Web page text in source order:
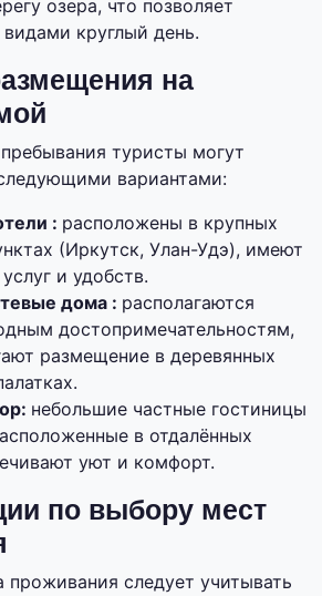
озера, что позволяет
круглый день.
на
туристы могут
вариантами:
: расположены в крупных
(Иркутск, Улан-Удэ), имеют
и удобств.
дома : располагаются
достопримечательностям,
размещение в деревянных
небольшие частные гостиницы
в отдалённых
уют и комфорт.
по выбору мест
следует учитывать